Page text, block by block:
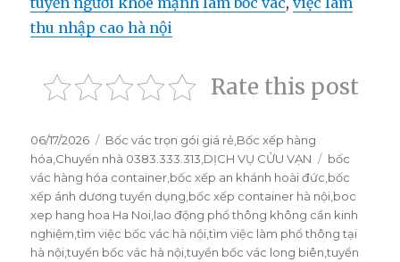
thu nhập cao hà nội
Rate this post
Đăng
vào
ngày
06/17/2026
Danh
mục
Bốc vác trọn gói giá rẻ Bốc xếp hàng
hóa Chuyển nhà 0383.333.313 DỊCH VỤ CỬU VẠN Thẻ
bốc
vác hàng hóa container bốc xếp an khánh hoài đức bốc
xếp ánh dương tuyển dụng bốc xếp container hà nội boc
xep hang hoa Ha Noi lao động phổ thông không cần kinh
nghiệm ,tìm việc bốc vác hà nội,tìm việc làm phổ thông tại
hà nội,tuyển bốc vác hà nội,tuyển bốc vác long biên ,tuyển